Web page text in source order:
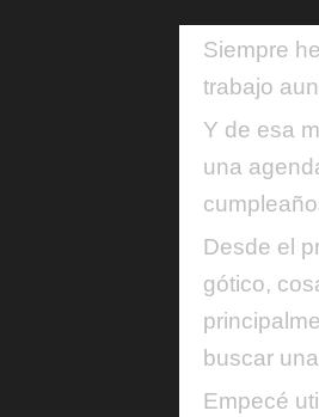
Siempre
trabajo
Y de esa
una
Desde el
gótico,
buscar
Empecé